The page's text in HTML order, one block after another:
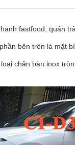
fastfood, quán
bên trên là mặt
chân bàn inox